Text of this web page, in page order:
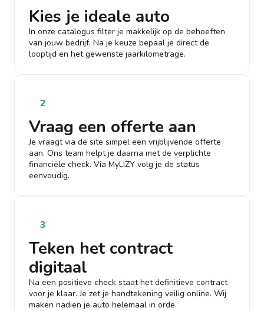
Kies je ideale auto
In onze catalogus filter je makkelijk op de behoeften
van jouw bedrijf. Na je keuze bepaal je direct de
looptijd en het gewenste jaarkilometrage.
2
Vraag een offerte aan
Je vraagt via de site simpel een vrijblijvende offerte
aan. Ons team helpt je daarna met de verplichte
financiële check. Via MyLIZY volg je de status
eenvoudig.
3
Teken het contract
digitaal
Na een positieve check staat het definitieve contract
voor je klaar. Je zet je handtekening veilig online. Wij
maken nadien je auto helemaal in orde.